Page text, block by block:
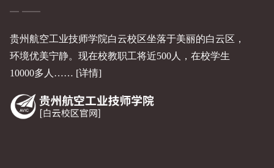
贵州航空工业技师学院白云校区坐落于美丽的白云区，
环境优美宁静。现在校教职工将近500人，在校学生
10000多人…… [详情]